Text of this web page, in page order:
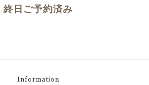
終日ご予約済み
Information